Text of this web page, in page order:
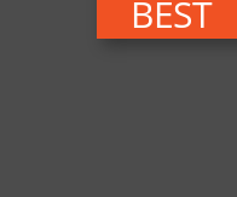
BEST